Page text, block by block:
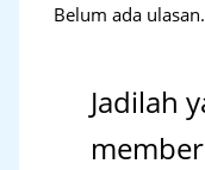
Belum ada ulasan.
Jadilah